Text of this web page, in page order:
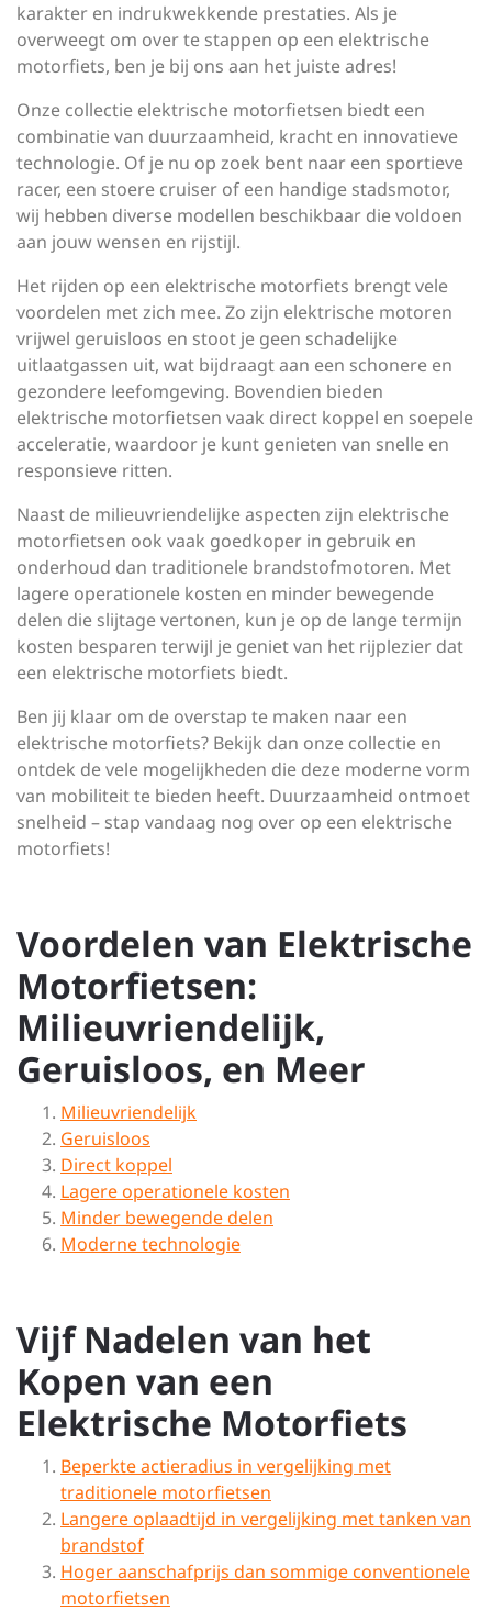
karakter en indrukwekkende prestaties. Als je
overweegt om over te stappen op een elektrische
motorfiets, ben je bij ons aan het juiste adres!
Onze collectie elektrische motorfietsen biedt een
combinatie van duurzaamheid, kracht en innovatieve
technologie. Of je nu op zoek bent naar een sportieve
racer, een stoere cruiser of een handige stadsmotor,
wij hebben diverse modellen beschikbaar die voldoen
aan jouw wensen en rijstijl.
Het rijden op een elektrische motorfiets brengt vele
voordelen met zich mee. Zo zijn elektrische motoren
vrijwel geruisloos en stoot je geen schadelijke
uitlaatgassen uit, wat bijdraagt aan een schonere en
gezondere leefomgeving. Bovendien bieden
elektrische motorfietsen vaak direct koppel en soepele
acceleratie, waardoor je kunt genieten van snelle en
responsieve ritten.
Naast de milieuvriendelijke aspecten zijn elektrische
motorfietsen ook vaak goedkoper in gebruik en
onderhoud dan traditionele brandstofmotoren. Met
lagere operationele kosten en minder bewegende
delen die slijtage vertonen, kun je op de lange termijn
kosten besparen terwijl je geniet van het rijplezier dat
een elektrische motorfiets biedt.
Ben jij klaar om de overstap te maken naar een
elektrische motorfiets? Bekijk dan onze collectie en
ontdek de vele mogelijkheden die deze moderne vorm
van mobiliteit te bieden heeft. Duurzaamheid ontmoet
snelheid – stap vandaag nog over op een elektrische
motorfiets!
Voordelen van Elektrische
Motorfietsen:
Milieuvriendelijk,
Geruisloos, en Meer
Milieuvriendelijk
Geruisloos
Direct koppel
Lagere operationele kosten
Minder bewegende delen
Moderne technologie
Vijf Nadelen van het
Kopen van een
Elektrische Motorfiets
Beperkte actieradius in vergelijking met
traditionele motorfietsen
Langere oplaadtijd in vergelijking met tanken van
brandstof
Hoger aanschafprijs dan sommige conventionele
motorfietsen